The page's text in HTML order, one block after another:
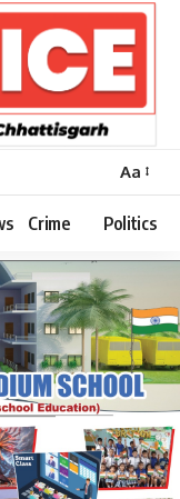
Font
Resizer
Aa
Crime Politics